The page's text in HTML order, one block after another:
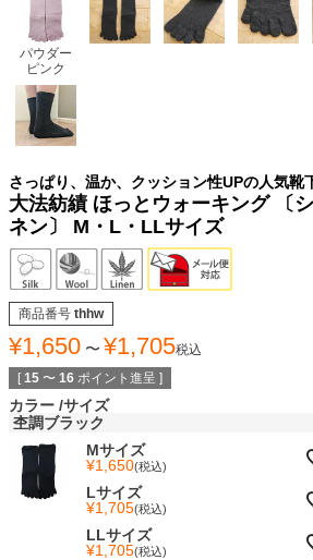
パウダー
ピンク
さっぱり、温か、クッション性UPの人気靴
大法紡績 ほっとウォーキング 〔
ネン〕 M・L・LLサイズ
商品番号 thhw
¥1,650 〜 ¥1,705税込
[ 15 〜 16 ポイント進呈 ]
カラー サイズ
杢調ブラック
Mサイズ
¥1,650 税込
Lサイズ
¥1,705 税込
LLサイズ
¥1,705 税込